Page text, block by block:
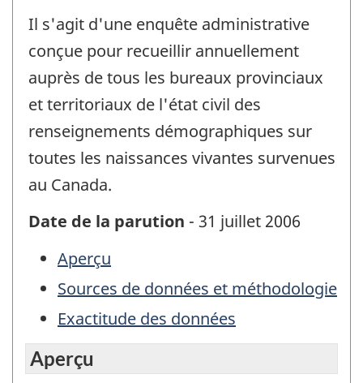
Il s'agit d'une enquête administrative
conçue pour recueillir annuellement
auprès de tous les bureaux provinciaux
et territoriaux de l'état civil des
renseignements démographiques sur
toutes les naissances vivantes survenues
au Canada.
Date de la parution - 31 juillet 2006
Aperçu
Sources de données et méthodologie
Exactitude des données
Aperçu